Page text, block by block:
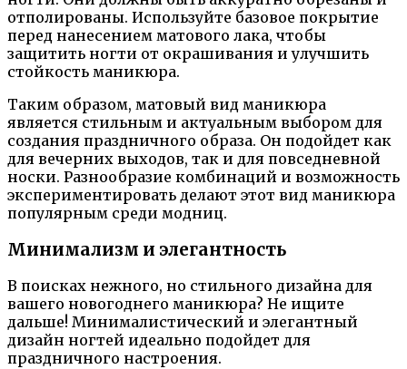
отполированы. Используйте базовое покрытие
перед нанесением матового лака, чтобы
защитить ногти от окрашивания и улучшить
стойкость маникюра.
Таким образом, матовый вид маникюра
является стильным и актуальным выбором для
создания праздничного образа. Он подойдет как
для вечерних выходов, так и для повседневной
носки. Разнообразие комбинаций и возможность
экспериментировать делают этот вид маникюра
популярным среди модниц.
Минимализм и элегантность
В поисках нежного, но стильного дизайна для
вашего новогоднего маникюра? Не ищите
дальше! Минималистический и элегантный
дизайн ногтей идеально подойдет для
праздничного настроения.